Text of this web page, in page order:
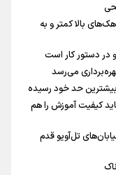
بالا کمتر و به
در دستور کار است
می‌رسد
حد خود رسیده
کیفیت آموزش را هم
خیابان‌های تل‌آویو قدم